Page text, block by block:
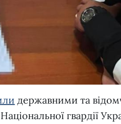
державними та
гвардії